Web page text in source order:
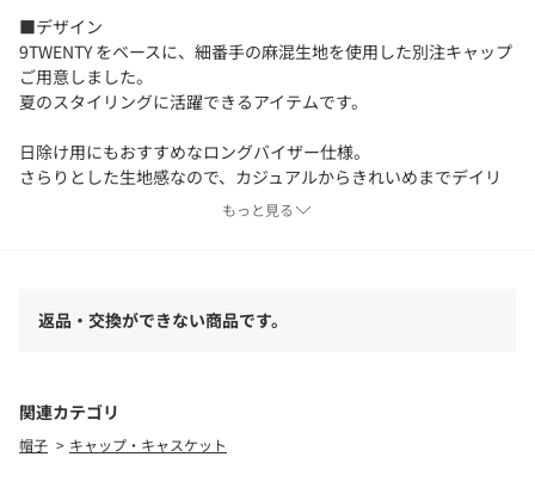
■デザイン
9TWENTY をベースに、細番手の麻混生地を使用した別注キャップ
ご用意しました。
夏のスタイリングに活躍できるアイテムです。
日除け用にもおすすめなロングバイザー仕様。
さらりとした生地感なので、カジュアルからきれいめまでデイリ
・フラッグロゴ刺繍が生地同色
・ロングバイザー
もっと見る
返品・交換ができない商品です。
関連カテゴリ
帽子 キャップ・キャスケット